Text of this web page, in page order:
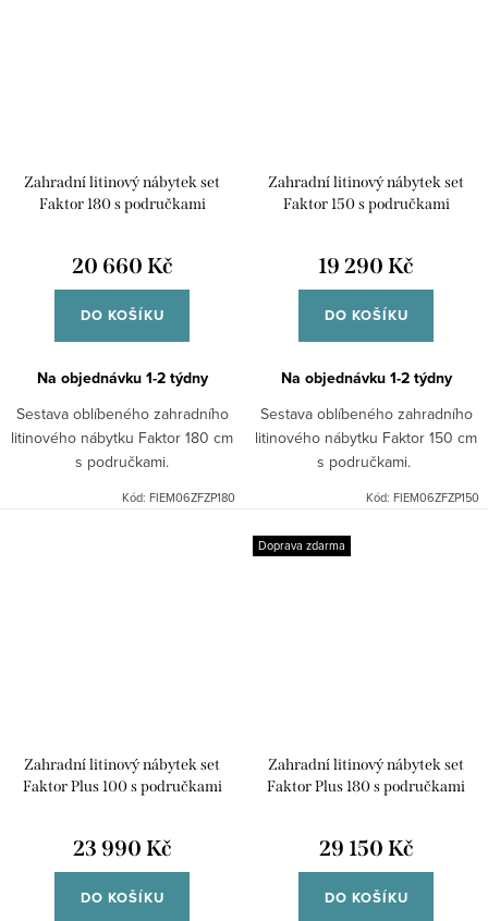
Zahradní litinový nábytek set
Faktor 180 s područkami
20 660 Kč
DO KOŠÍKU
Na objednávku 1-2 týdny
Sestava oblíbeného zahradního
litinového nábytku Faktor 180 cm
s područkami.
Kód: FIEM06ZFZP180
Zahradní litinový nábytek set
Faktor 150 s područkami
19 290 Kč
DO KOŠÍKU
Na objednávku 1-2 týdny
Sestava oblíbeného zahradního
litinového nábytku Faktor 150 cm
s područkami.
Kód: FIEM06ZFZP150
Zahradní litinový nábytek set
Faktor Plus 100 s područkami
23 990 Kč
DO KOŠÍKU
Doprava zdarma
Zahradní litinový nábytek set
Faktor Plus 180 s područkami
29 150 Kč
DO KOŠÍKU